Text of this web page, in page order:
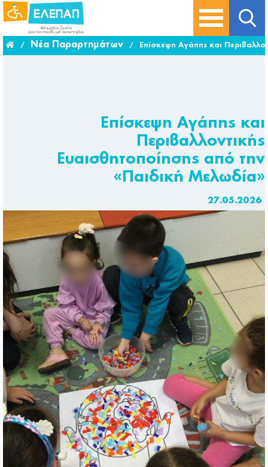
/ Νέα Παραρτημάτων / Επίσκεψη Αγάπης και
Επίσκεψη Αγάπης και
Περιβαλλοντικής
Ευαισθητοποίησης από την
«Παιδική Μελωδία»
27.05.2026